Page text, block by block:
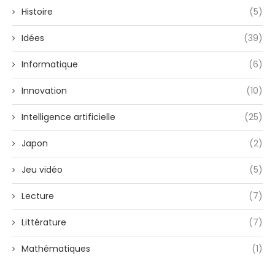
Histoire (5)
Idées (39)
Informatique (6)
Innovation (10)
Intelligence artificielle (25)
Japon (2)
Jeu vidéo (5)
Lecture (7)
Littérature (7)
Mathématiques (1)